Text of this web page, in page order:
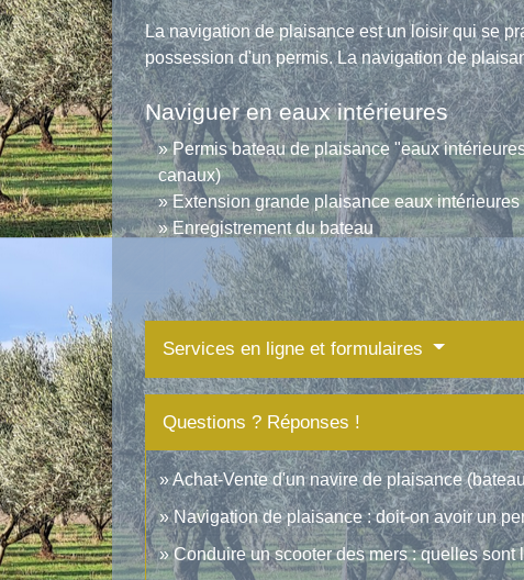
La navigation de plaisance est un loisir qui se
possession d'un permis. La navigation de
Naviguer en eaux intérieures
Permis bateau de plaisance "eaux
canaux)
Extension grande plaisance eaux intérieures
Enregistrement du bateau
Services en ligne et formulaires
Questions ? Réponses !
Achat-Vente d'un navire de plaisance
Navigation de plaisance : doit-on avoir un
Conduire un scooter des mers : quelles sont